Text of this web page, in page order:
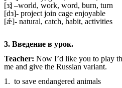
[з׃] –world, work, word, burn, turn
[dз]- project join cage enjoyable
[ǽ]- natural, catch, habit, activities
3. Введение в урок.
Teacher: Now I’d like you to play
me and give the Russian variant.
1. to save endangered animals